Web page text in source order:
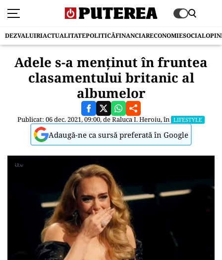
DEZVALUIRIACTUALITATEPOLITICĂFINANCIARECONOMIESOCIAL
Adele s-a menţinut în fruntea
clasamentului britanic al
albumelor
Publicat: 06 dec. 2021, 09:00, deRaluca I. Heroiu, în LIFESTYLE
Adaugă-ne ca sursă preferată în Google